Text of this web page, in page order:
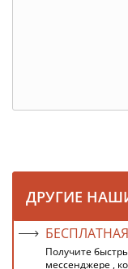
ДРУГИЕ
Получите
мессенджере ,